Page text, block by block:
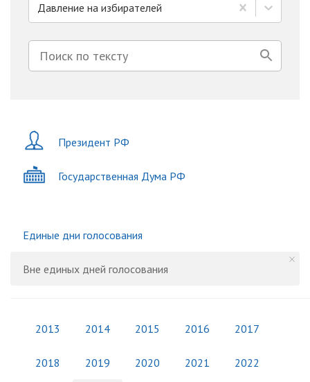
Давление на избирателей
Президент РФ
Государственная Дума РФ
Единые дни голосования
Вне единых дней голосования
2013 2014 2015 2016 2017
2018 2019 2020 2021 2022